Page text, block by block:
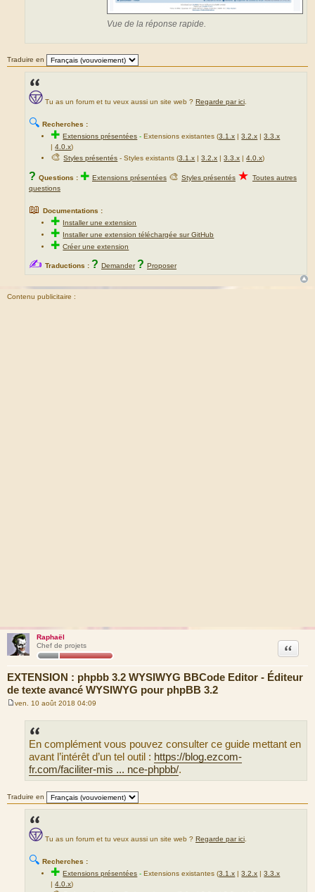
Vue de la réponse rapide.
Traduire en
Tu as un forum et tu veux aussi un site web ? Regarde par ici
🔍 Recherches :
✚Extensions présentées -Extensions existantes (3.1.x |3.2.x |3.3.x
|4.0.x)
🎨Styles présentés - Styles existants (3.1.x |3.2.x |3.3.x |4.0.x)
? Questions : ✚ Extensions présentées 🎨 Styles présentés ★ Toutes autres
questions
📖 Documentations :
✚ Installer une extension
✚ Installer une extension téléchargée sur GitHub
✚Créer une extension
✍ Traductions : ? Demander ? Proposer
Contenu publicitaire :
Raphaël
Chef de projets
EXTENSION : phpbb 3.2 WYSIWYG BBCode Editor - Éditeur
de texte avancé WYSIWYG pour phpBB 3.2
Citation
ven. 10 août 2018 04:09
En complément vous pouvez consulter ce guide mettant en
avant l’intérêt d’un tel outil : https://blog.ezcom-
fr.com/faciliter-mis ... nce-phpbb/.
Traduire en
Tu as un forum et tu veux aussi un site web ? Regarde par ici
🔍 Recherches :
✚Extensions présentées -Extensions existantes (3.1.x |3.2.x |3.3.x
|4.0.x)